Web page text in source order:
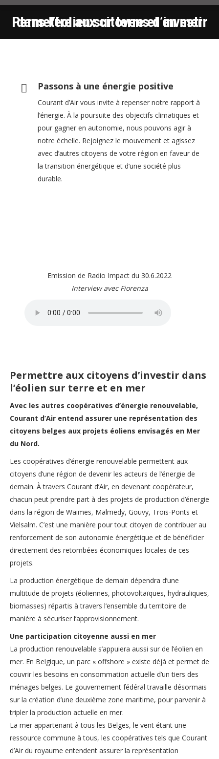
Permettre aux citoyens d’investir dans l’éolien sur terre et en mer
Vous êtes ici :
Passons à une énergie positive
Courant d’Air vous invite à repenser notre rapport à
l’énergie. À la poursuite des objectifs climatiques et
pour gagner en autonomie, nous pouvons agir à
notre échelle. Rejoignez le mouvement et agissez
avec d’autres citoyens de votre région en faveur de
la transition énergétique et d’une société plus
durable.
Emission de Radio Impact du 30.6.2022
Interview avec Fiorenza
Permettre aux citoyens d’investir dans
l’éolien sur terre et en mer
Avec les autres coopératives d’énergie renouvelable,
Courant d’Air entend assurer une représentation des
citoyens belges aux projets éoliens envisagés en Mer
du Nord.
Les coopératives d’énergie renouvelable permettent aux
citoyens d’une région de devenir les acteurs de l’énergie de
demain. À travers Courant d’Air, en devenant coopérateur,
chacun peut prendre part à des projets de production d’énergie
dans la région de Waimes, Malmedy, Gouvy, Trois-Ponts et
Vielsalm. C’est une manière pour tout citoyen de contribuer au
renforcement de son autonomie énergétique et de bénéficier
directement des retombées économiques locales de ces
projets.
La production énergétique de demain dépendra d’une
multitude de projets (éoliennes, photovoltaïques, hydrauliques,
biomasses) répartis à travers l’ensemble du territoire de
manière à sécuriser l’approvisionnement.
Une participation citoyenne aussi en mer
La production renouvelable s’appuiera aussi sur de l’éolien en
mer. En Belgique, un parc « offshore » existe déjà et permet de
couvrir les besoins en consommation actuelle d’un tiers des
ménages belges. Le gouvernement fédéral travaille désormais
sur la création d’une deuxième zone maritime, pour parvenir à
tripler la production actuelle en mer.
La mer appartenant à tous les Belges, le vent étant une
ressource commune à tous, les coopératives tels que Courant
d’Air du royaume entendent assurer la représentation